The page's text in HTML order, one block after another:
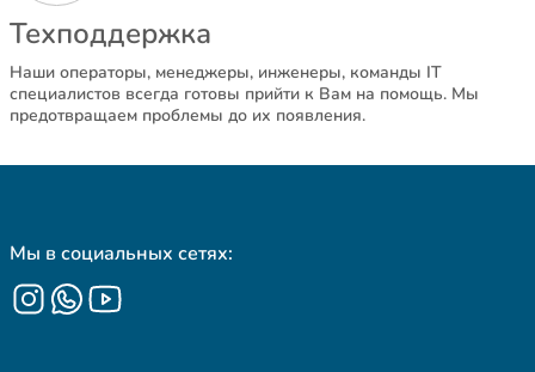
Техподдержка
Наши операторы, менеджеры, инженеры, команды IT
специалистов всегда готовы прийти к Вам на помощь. Мы
предотвращаем проблемы до их появления.
Мы в социальных сетях: